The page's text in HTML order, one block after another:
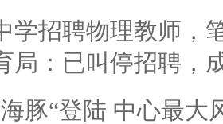
学招聘物理教师，
局：已叫停招聘，
豚“登陆 中心最大